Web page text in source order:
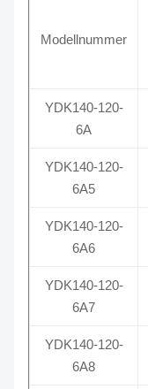
Modellnummer
YDK140-120-
6A
YDK140-120-
6A5
YDK140-120-
6A6
YDK140-120-
6A7
YDK140-120-
6A8